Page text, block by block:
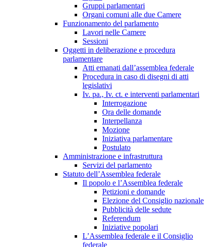
Gruppi parlamentari
Organi comuni alle due Camere
Funzionamento del parlamento
Lavori nelle Camere
Sessioni
Oggetti in deliberazione e procedura
parlamentare
Atti emanati dall’assemblea federale
Procedura in caso di disegni di atti
legislativi
Iv. pa., Iv. ct. e interventi parlamentari
Interrogazione
Ora delle domande
Interpellanza
Mozione
Iniziativa parlamentare
Postulato
Amministrazione e infrastruttura
Servizi del parlamento
Statuto dell’Assemblea federale
Il popolo e l’Assemblea federale
Petizioni e domande
Elezione del Consiglio nazionale
Pubblicità delle sedute
Referendum
Iniziative popolari
L’Assemblea federale e il Consiglio
federale